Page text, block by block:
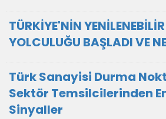
TÜRKİYE'NİN
YOLCULUĞU BAŞLADI VE
Türk Sanayisi Durma
Sektör Temsilcilerinden
Sinyaller